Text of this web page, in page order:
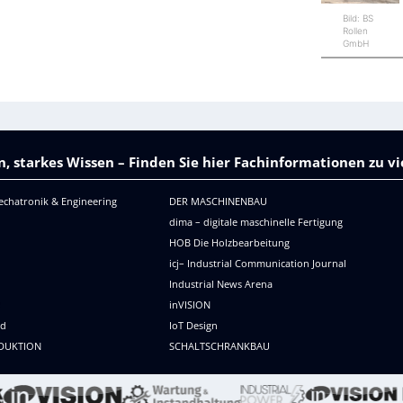
Bild: BS
Rollen
GmbH
starkes Wissen – Finden Sie hier Fachinformationen zu
& Engineering
DER MASCHINENBAU
dima – digitale maschinelle Fertigung
HOB Die Holzbearbeitung
icj– Industrial Communication Journal
Industrial News Arena
inVISION
IoT Design
SCHALTSCHRANKBAU